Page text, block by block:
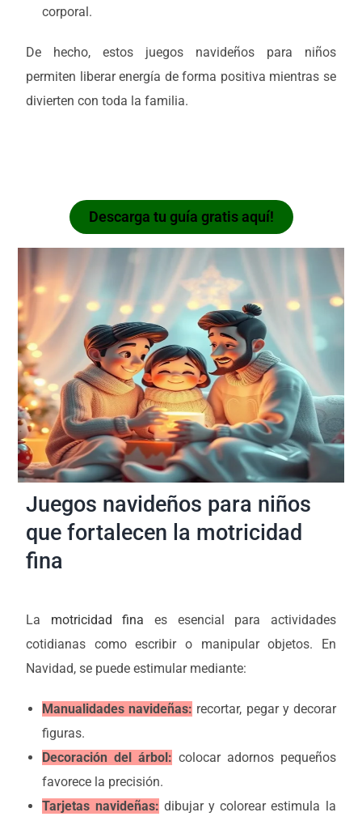
corporal.
De hecho, estos juegos navideños para niños
permiten liberar energía de forma positiva mientras se
divierten con toda la familia.
Descarga tu guía gratis aquí!
Juegos navideños para niños
que fortalecen la motricidad
fina
La motricidad fina es esencial para actividades
cotidianas como escribir o manipular objetos. En
Navidad, se puede estimular mediante:
Manualidades navideñas: recortar, pegar y decorar
figuras.
Decoración del árbol: colocar adornos pequeños
favorece la precisión.
Tarjetas navideñas: dibujar y colorear estimula la